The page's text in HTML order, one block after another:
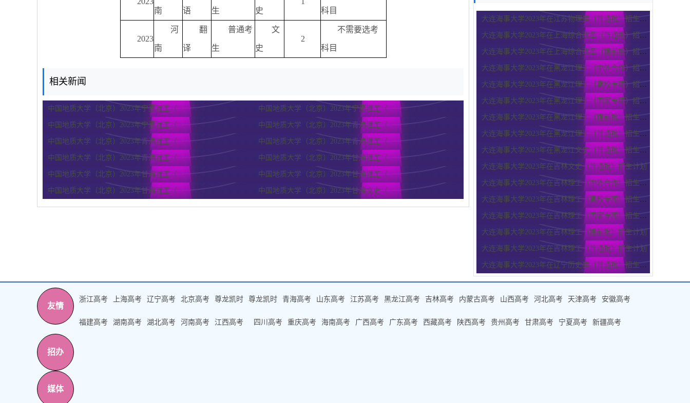
大连海事大学2023年在江苏物理类（普通批）招生计划
大连海事大学2023年在上海综合改革（普通批）招生计划
大连海事大学2023年在上海综合改革（提前批）招生计划
大连海事大学2023年在黑龙江理工（中外合作）招生计划
大连海事大学2023年在黑龙江理工（高校专项）招生计划
大连海事大学2023年在黑龙江理工（国家专项）招生计划
大连海事大学2023年在黑龙江理工（提前批）招生计划
大连海事大学2023年在黑龙江理工（普通批）招生计划
大连海事大学2023年在黑龙江文史（普通批）招生计划
大连海事大学2023年在吉林文史（普通批）招生计划
大连海事大学2023年在吉林理工（中外合作）招生计划
大连海事大学2023年在吉林理工（高校专项）招生计划
大连海事大学2023年在吉林理工（国家专项）招生计划
大连海事大学2023年在吉林理工（提前批）招生计划
大连海事大学2023年在吉林理工（普通批）招生计划
大连海事大学2023年在辽宁历史类（普通批）招生计划
南 语 生 史 科目
2023
河
南
翻
译
普通考
生
文
史
2
不需要选考
科目
相关新闻
中国地质大学（北京）2023年宁夏理工（... 中国地质大学（北京）2023年宁夏理工（...
中国地质大学（北京）2023年宁夏理工（... 中国地质大学（北京）2023年青海理工（...
中国地质大学（北京）2023年青海理工（... 中国地质大学（北京）2023年青海理工（...
中国地质大学（北京）2023年青海理工（... 中国地质大学（北京）2023年甘肃理工（...
中国地质大学（北京）2023年甘肃理工（... 中国地质大学（北京）2023年甘肃理工（...
中国地质大学（北京）2023年甘肃理工（... 中国地质大学（北京）2023年甘肃文史（...
友情
浙江高考 上海高考 辽宁高考 北京高考 尊龙凯时 尊龙凯时 青海高考 山东高考 江苏高考 黑龙江高考 吉林高考 内蒙古高考 山西高考 河北高考 天津高考 安徽高考
福建高考 湖南高考 湖北高考 河南高考 江西高考 四川高考 重庆高考 海南高考 广西高考 广东高考 西藏高考 陕西高考 贵州高考 甘肃高考 宁夏高考 新疆高考
招办
媒体